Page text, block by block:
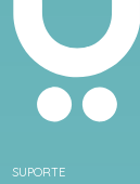
SUPORTE